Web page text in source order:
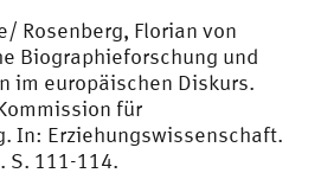
Rosenberg, Florian von
Biographieforschung und
im europäischen Diskurs.
für
In: Erziehungswissenschaft.
S. 111-114.